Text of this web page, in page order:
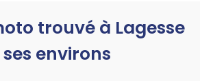
trouvé à Lagesse
environs